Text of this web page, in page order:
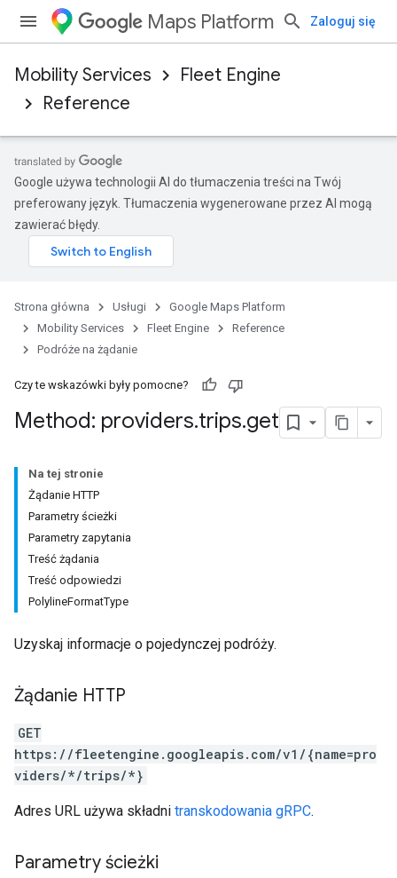
Maps Platform Zaloguj się
Mobility Services
Fleet Engine
Reference
Google używa technologii AI do tłumaczenia treści na Twój
preferowany język. Tłumaczenia wygenerowane przez AI mogą
zawierać błędy.
Strona główna Usługi
Google Maps Platform
Mobility Services
Fleet Engine
Reference
Podróże na żądanie
Czy te wskazówki były pomocne?
Method: providers.trips.get
Na tej stronie
Żądanie HTTP
Parametry ścieżki
Parametry zapytania
Treść żądania
Treść odpowiedzi
PolylineFormatType
Uzyskaj informacje o pojedynczej podróży.
Żądanie HTTP
GET
https://fleetengine.googleapis.com/v1/{name=pro
viders/*/trips/*}
Adres URL używa składni transkodowania gRPC.
Parametry ścieżki